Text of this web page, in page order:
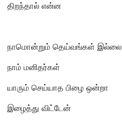
திறந்தால் என்ன
நாமொன்றும் தெய்வங்கள் இல்லை
நாம் மனிதர்கள்
யாரும் செய்யாத பிழை ஒன்றா
இழைத்து விட்டேன்